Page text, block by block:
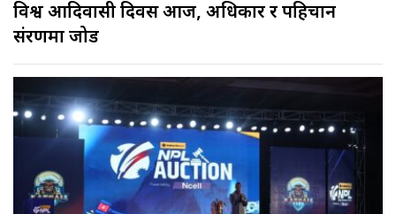
विश्व आदिवासी दिवस आज, अधिकार र पहिचान
संरक्षणमा जोड